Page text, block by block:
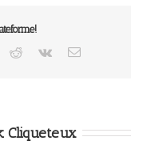
Cliqueteux